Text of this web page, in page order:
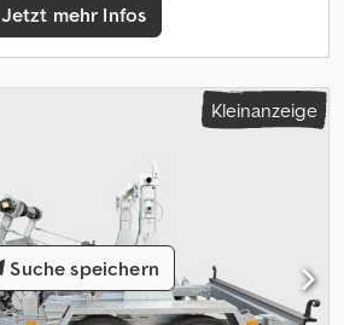
Jetzt mehr Infos
Kleinanzeige
Suche speichern